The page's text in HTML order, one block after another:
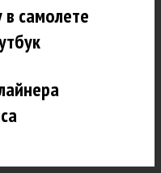
самолете